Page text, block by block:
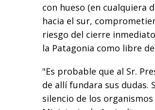
con hueso (en cualquiera
hacia el sur,
riesgo del cierre
la Patagonia como libre
"Es probable que al Sr.
de allí fundara sus dudas.
silencio de los organismos